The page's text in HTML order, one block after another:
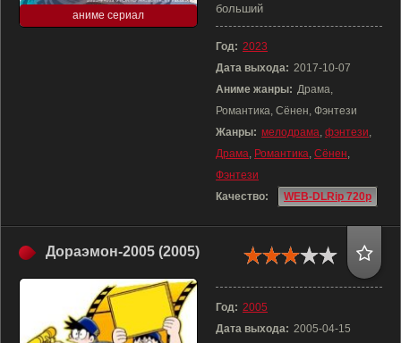
аниме сериал больший
Год: 2023
Дата выхода: 2017-10-07
Аниме жанры: Драма,
Романтика, Сёнен, Фэнтези
Жанры: мелодрама, фэнтези,
Драма, Романтика, Сёнен,
Фэнтези
Качество:
WEB-DLRip 720p
Дораэмон-2005 (2005)
Год: 2005
Дата выхода: 2005-04-15